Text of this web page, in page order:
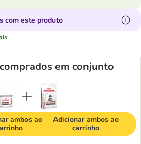
com este produto
em conjunto
ambos ao
Adicionar ambos ao
carrinho